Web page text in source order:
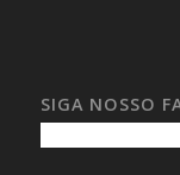
SIGA NOSSO